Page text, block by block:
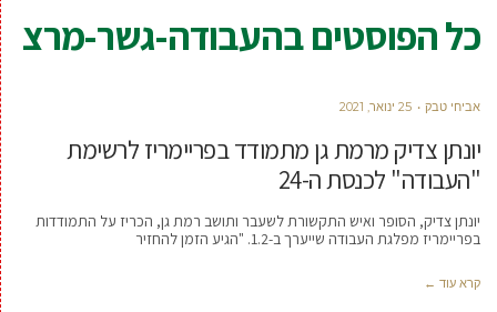
כל הפוסטים בהעבודה-גשר-מרצ
אביחי טבק 25 ינואר, 2021
יונתן צדיק מרמת גן מתמודד בפריימריז לרשימת
"העבודה" לכנסת ה-24
יונתן צדיק, הסופר ואיש התקשורת לשעבר ותושב רמת גן, הכריז על התמודדות
בפריימריז מפלגת העבודה שייערך ב-1.2. "הגיע הזמן להחזיר
קרא עוד ←